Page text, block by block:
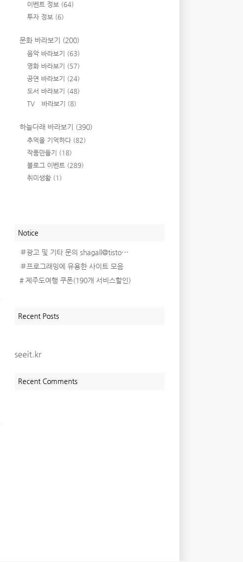
이벤트 정보 (64)
투자 정보 (6)
문화 바라보기 (200)
음악 바라보기 (63)
영화 바라보기 (57)
공연 바라보기 (24)
도서 바라보기 (48)
TV 바라보기 (8)
하늘다래 바라보기 (390)
추억을 기억하다 (82)
작품만들기 (18)
블로그 이벤트 (289)
취미생활 (1)
Notice
＃광고 및 기타 문의 shagall@tisto⋯
＃프로그래밍에 유용한 사이트 모음
# 제주도여행 쿠폰(190개 서비스할인)
Recent Posts
seeit.kr
Recent Comments